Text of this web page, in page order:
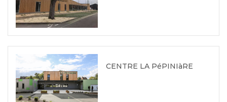
CENTRE LA PéPINIàRE